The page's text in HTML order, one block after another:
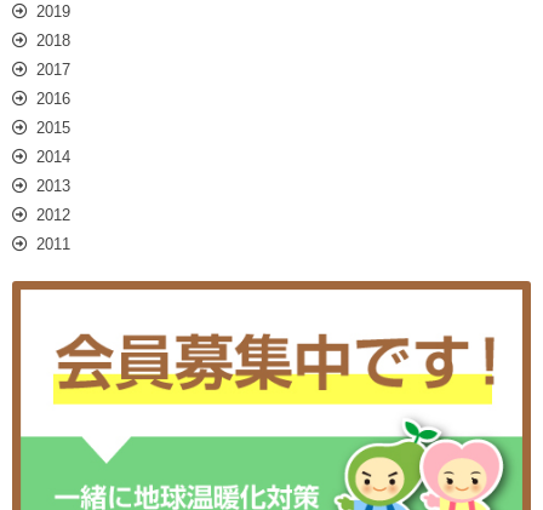
2019
2018
2017
2016
2015
2014
2013
2012
2011